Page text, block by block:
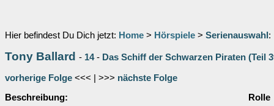
Hier befindest Du Dich jetzt: Home > Hörspiele > Serienauswahl :
Tony Ballard - 14- Das Schiff der Schwarzen Piraten (Teil
vorherige Folge <<< | >>> nächste Folge
Beschreibung:
Rolle